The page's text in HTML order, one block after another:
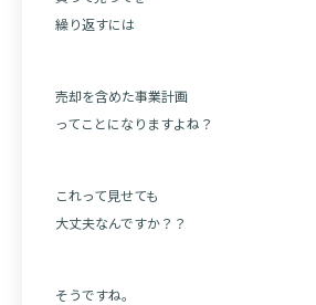
繰り返すには
売却を含めた事業計画
ってことになりますよね？
これって見せても
大丈夫なんですか？？
そうですね。